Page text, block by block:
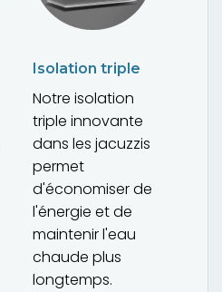
Isolation triple
Notre isolation
triple innovante
dans les jacuzzis
permet
d'économiser de
l'énergie et de
maintenir l'eau
chaude plus
longtemps.